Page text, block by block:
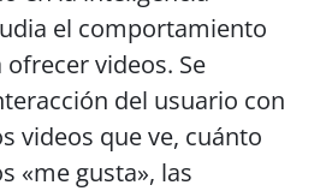
el comportamiento
videos. Se
del usuario con
videos que ve, cuánto
«me gusta», las